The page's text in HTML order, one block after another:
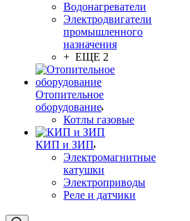
Водонагреватели
Электродвигатели
промышленного
назначения
+ ЕЩЕ 2
Отопительное
оборудование
Котлы газовые
КИП и ЗИП
Электромагнитные
катушки
Электроприводы
Реле и датчики